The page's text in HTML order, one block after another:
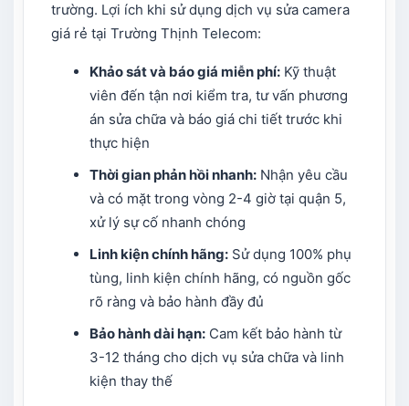
trường. Lợi ích khi sử dụng dịch vụ sửa camera
giá rẻ tại Trường Thịnh Telecom:
Khảo sát và báo giá miễn phí:Kỹ thuật
viên đến tận nơi kiểm tra, tư vấn phương
án sửa chữa và báo giá chi tiết trước khi
thực hiện
Thời gian phản hồi nhanh:Nhận yêu cầu
và có mặt trong vòng 2-4 giờ tại quận 5,
xử lý sự cố nhanh chóng
Linh kiện chính hãng:Sử dụng 100% phụ
tùng, linh kiện chính hãng, có nguồn gốc
rõ ràng và bảo hành đầy đủ
Bảo hành dài hạn:Cam kết bảo hành từ
3-12 tháng cho dịch vụ sửa chữa và linh
kiện thay thế